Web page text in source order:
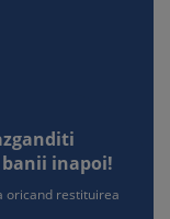
inapoi!
oricand restituirea